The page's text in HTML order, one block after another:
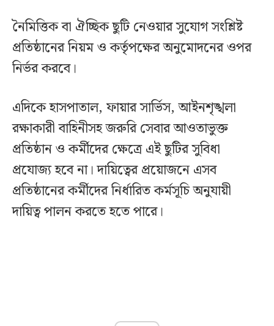
নৈমিত্তিক বা ঐচ্ছিক ছুটি নেওয়ার সুযোগ সংশ্লিষ্ট
প্রতিষ্ঠানের নিয়ম ও কর্তৃপক্ষের অনুমোদনের ওপর
নির্ভর করবে।
এদিকে হাসপাতাল, ফায়ার সার্ভিস, আইনশৃঙ্খলা
রক্ষাকারী বাহিনীসহ জরুরি সেবার আওতাভুক্ত
প্রতিষ্ঠান ও কর্মীদের ক্ষেত্রে এই ছুটির সুবিধা
প্রযোজ্য হবে না। দায়িত্বের প্রয়োজনে এসব
প্রতিষ্ঠানের কর্মীদের নির্ধারিত কর্মসূচি অনুযায়ী
দায়িত্ব পালন করতে হতে পারে।